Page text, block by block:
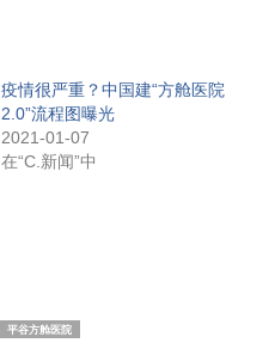
疫情很严重？中国建“方舱医院
2.0”流程图曝光
2021-01-07
在“C.新闻”中
平谷方舱医院